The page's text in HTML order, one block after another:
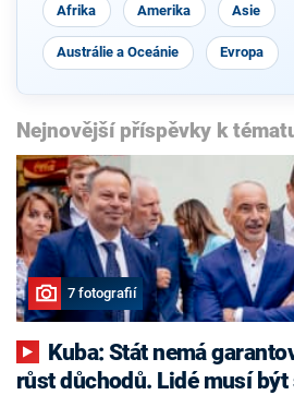
Afrika Amerika Asie
Austrálie a Oceánie Evropa
Nejnovější příspěvky k
7 fotografií
růst důchodů. Lidé musí